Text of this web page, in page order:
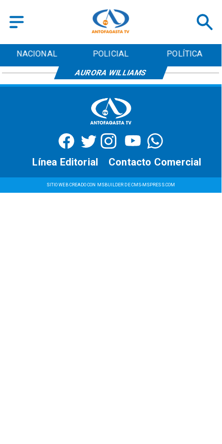
NACIONAL POLICIAL POLÍTICA
AURORA WILLIAMS
SITIO WEB CREADO CON MSBUILDER DE CMS-MSPRESS.COM
Contacto Comercial
Línea Editorial